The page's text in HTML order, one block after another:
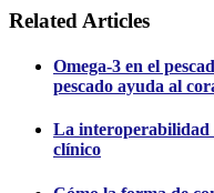
Related Articles
Omega-3 en el
pescado ayuda al
La interoperabilidad
clínico